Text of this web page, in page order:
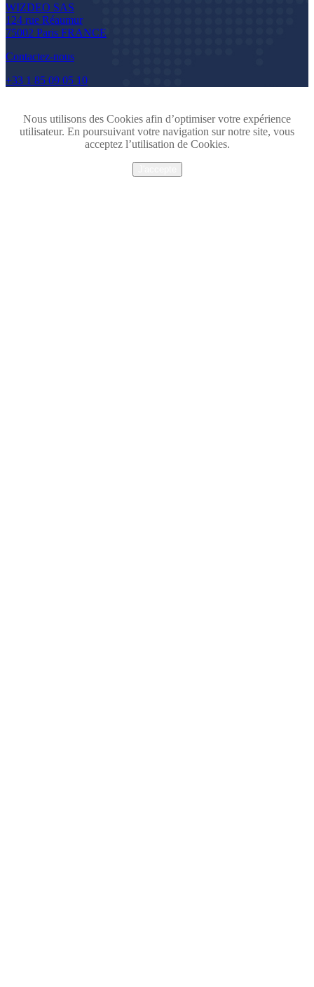
WIZDEO SAS
124 rue Réaumur
75002 Paris FRANCE
Contactez-nous
+33 1 85 09 05 10
Nous utilisons des Cookies afin d’optimiser votre expérience
utilisateur. En poursuivant votre navigation sur notre site, vous
acceptez l’utilisation de Cookies.